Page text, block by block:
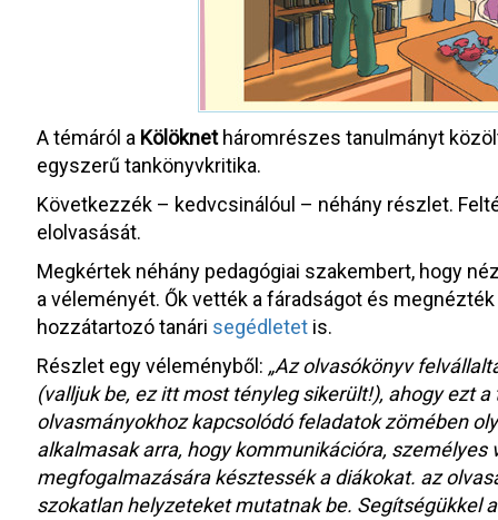
A témáról a Kölöknetháromrészes tanulmányt
egyszerű tankönyvkritika.
Következzék – kedvcsinálóul – néhány részlet.
elolvasását.
Megkértek néhány pedagógiai szakembert, hogy
a véleményét. Ők vették a fáradságot és
hozzátartozó tanári segédletet is.
Részlet egy véleményből: „Az olvasókönyv
(valljuk be, ez itt most tényleg sikerült!), ahogy ezt
olvasmányokhoz kapcsolódó feladatok zömében
alkalmasak arra, hogy kommunikációra, személyes
megfogalmazására késztessék a diákokat. az
szokatlan helyzeteket mutatnak be. Segítségükkel